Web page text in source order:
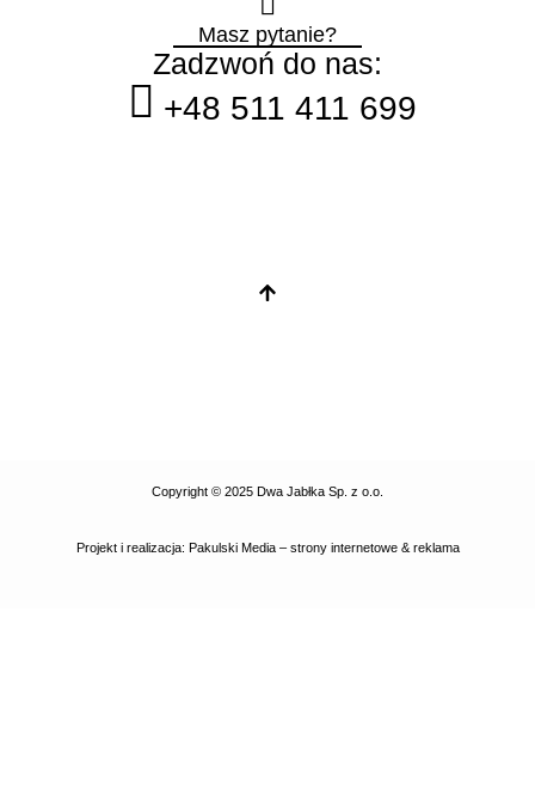
Masz pytanie?
Zadzwoń do nas:
+48 511 411 699
Copyright © 2025 Dwa Jabłka Sp. z o.o.
Projekt i realizacja: Pakulski Media – strony internetowe & reklama